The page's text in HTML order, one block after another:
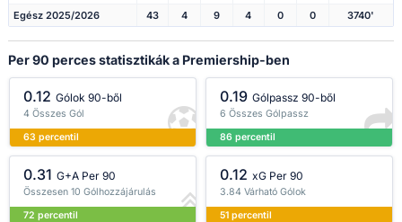
Egész 2025/2026 43 4 9 4 0 0 3740'
Per 90 perces statisztikák a Premiership-ben
0.12 Gólok 90-ből
4 Összes Gól
63 percentil
0.19 Gólpassz 90-ből
6 Összes Gólpassz
86 percentil
0.31 G+A Per 90
Összesen 10 Gólhozzájárulás
72 percentil
0.12 xG Per 90
3.84 Várható Gólok
51 percentil